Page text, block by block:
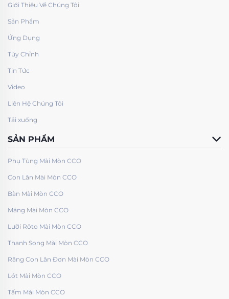
Giới Thiệu Về Chúng Tôi
Sản Phẩm
Ứng Dụng
Tùy Chỉnh
Tin Tức
Video
Liên Hệ Chúng Tôi
Tải xuống
SẢN PHẨM
Phụ Tùng Mài Mòn CCO
Con Lăn Mài Mòn CCO
Bàn Mài Mòn CCO
Máng Mài Mòn CCO
Lưỡi Rôto Mài Mòn CCO
Thanh Song Mài Mòn CCO
Răng Con Lăn Đơn Mài Mòn CCO
Lót Mài Mòn CCO
Tấm Mài Mòn CCO